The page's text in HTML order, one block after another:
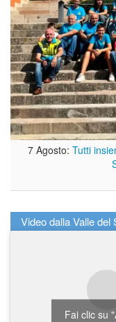
7 Agosto: Tutti
Video dalla Valle
Fai clic su